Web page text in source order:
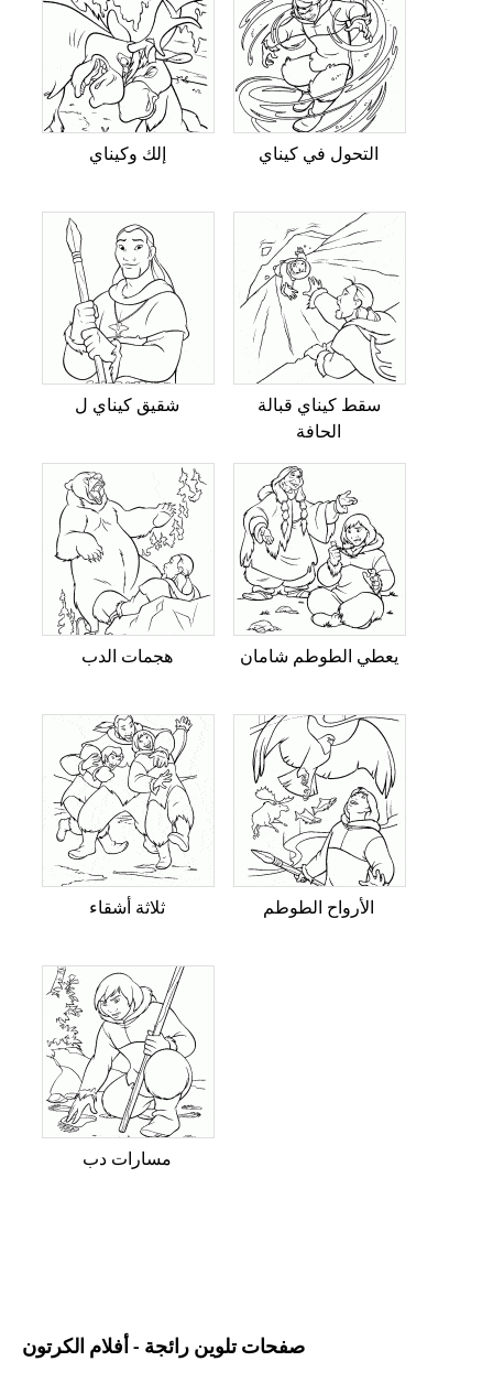
إلك وكيناي التحول في كيناي
شقيق كيناي ل
سقط كيناي قبالة
الحافة
هجمات الدب يعطي الطوطم شامان
ثلاثة أشقاء الأرواح الطوطم
مسارات دب
صفحات تلوين رائجة - أفلام الكرتون